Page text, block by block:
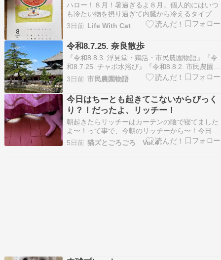
ハロー！８月！暑過ぎるよ８月。個人的にはいつ
も冷たい物を摂り過ぎて内臓から冷えるタイプの
人間なので気をつけたい季節です。みなさまもご
自愛くださいね。 先日の熊本の地震で被災された
皆さまに心よりお見舞い申し上げます。地震に驚
いて脱走してしまった子たちは無事に戻って来た
でしょうか？…
3日前 Life With Cat
令和8.7.25. 奈良散歩
『令和8.8.3. 浮見堂・鶏活・市民農園物語』『令
和8.7.25. チャボ水浴び』『令和8.8.2. 市民農園物
語』『令和8.7.23. 飛鳥園（奈良市登大路町５
９）』『令和7.8.1. 市民農園物語』『…
ameblo.jp『令和8.7.25. チャボ水浴び』『令和
8.8.2…
3日前 市民農園物語
今日はちーとも起きてこないからびっく
り？！だったよ、リッチー！
朝起きたらリッチーはカーテンの陰で寝てました
よ〜！って事で、今朝のリッチーから〜！今日は
自宅で在宅勤務です。もうすぐお仕事開始だよ
ー、になっても降りてこないリッチー？お2階に
5日前 猫ズとごろごろ Vol.4